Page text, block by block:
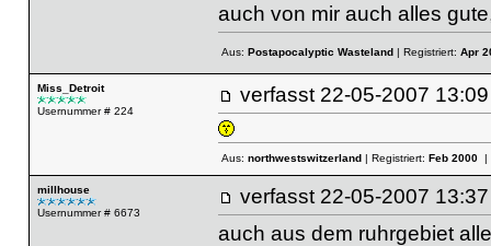
auch von mir auch alles
Aus: Postapocalyptic Wasteland| Registriert: Apr
Miss_Detroit
Usernummer # 224
verfasst 22-05-2007
Aus: northwestswitzerland| Registriert: Feb 2000|
millhouse
Usernummer # 6673
verfasst 22-05-2007
auch aus dem ruhrgebiet